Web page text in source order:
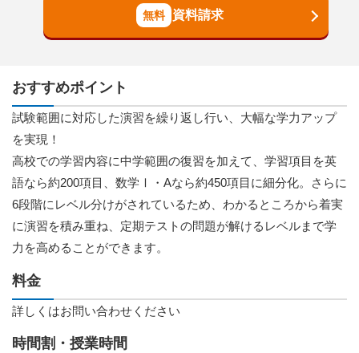
資料請求
おすすめポイント
試験範囲に対応した演習を繰り返し行い、大幅な学力アップ
を実現！
高校での学習内容に中学範囲の復習を加えて、学習項目を英
語なら約200項目、数学Ⅰ・Aなら約450項目に細分化。さらに
6段階にレベル分けがされているため、わかるところから着実
に演習を積み重ね、定期テストの問題が解けるレベルまで学
力を高めることができます。
料金
詳しくはお問い合わせください
時間割・授業時間